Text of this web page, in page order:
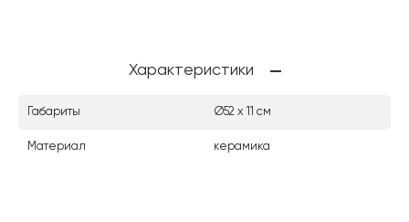
Характеристики
Габариты Ø52 х 11 см
Материал керамика